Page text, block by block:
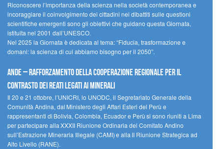
Riconoscere l’importanza della scienza nella società contemporanea e
incoraggiare il coinvolgimento dei cittadini nei dibattiti sulle questioni
scientifiche emergenti sono gli obiettivi che guidano questa Giornata,
istituita nel 2001 dall’UNESCO.
Nel 2025 la Giornata è dedicata al tema: “Fiducia, trasformazione e
domani: la scienza di cui abbiamo bisogno per il 2050”.
Ande – Rafforzamento della cooperazione regionale per il
contrasto dei reati legati ai minerali
Il 20 e 21 ottobre, l’UNICRI, lo UNODC, il Segretariato Generale della
Comunità Andina, dal Ministero degli Affari Esteri del Perù e
rappresentanti di Bolivia, Colombia, Ecuador e Perù si sono riuniti a Lima
per partecipare alla XXXII Riunione Ordinaria del Comitato Andino
sull’Estrazione Mineraria Illegale (CAMI) e alla II Riunione Strategica ad
Alto Livello (RANE).